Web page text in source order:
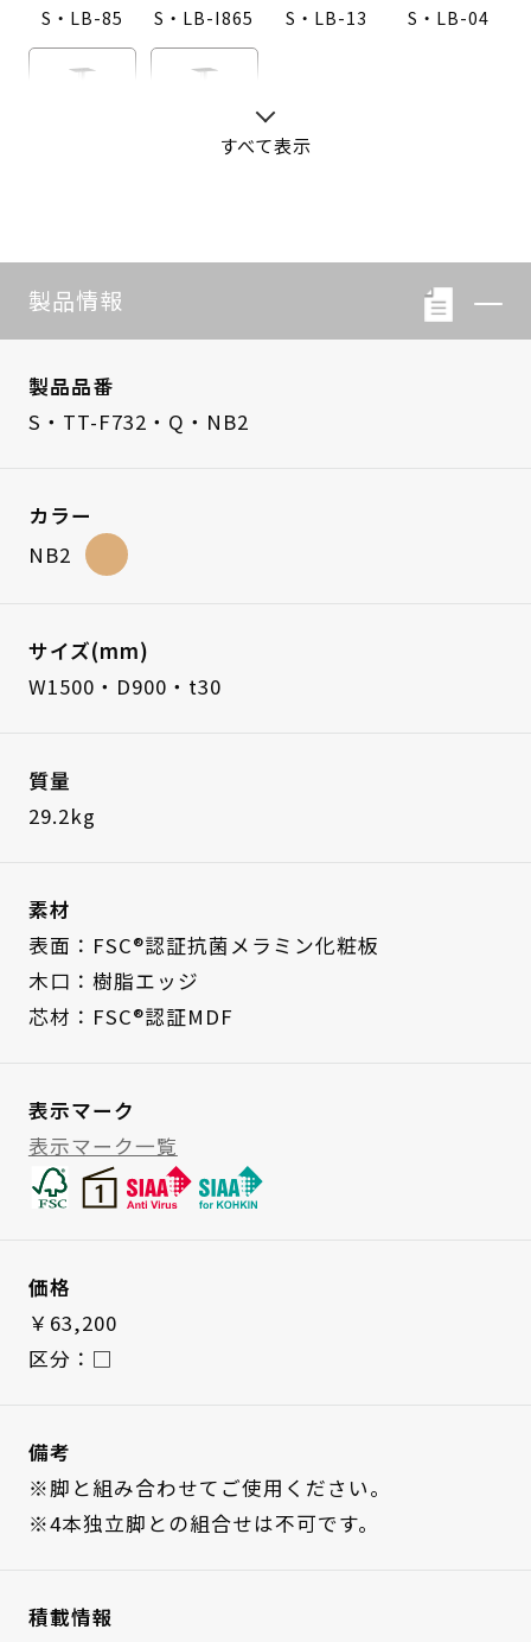
S・LB-85 S・LB-I865 S・LB-13 S・LB-04
すべて表示
製品情報
製品品番
S・TT-F732・Q・NB2
カラー
NB2
サイズ(mm)
W1500・D900・t30
質量
29.2kg
素材
表面：FSC®認証抗菌メラミン化粧板
木口：樹脂エッジ
芯材：FSC®認証MDF
表示マーク
表示マーク一覧
価格
￥63,200
区分：□
備考
※脚と組み合わせてご使用ください。
※4本独立脚との組合せは不可です。
積載情報